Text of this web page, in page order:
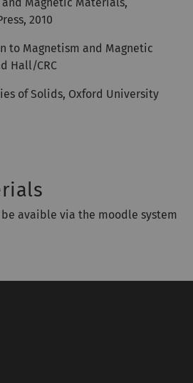
2010
to Magnetism and Magnetic
Hall/CRC
of Solids, Oxford University
avaible via the moodle system